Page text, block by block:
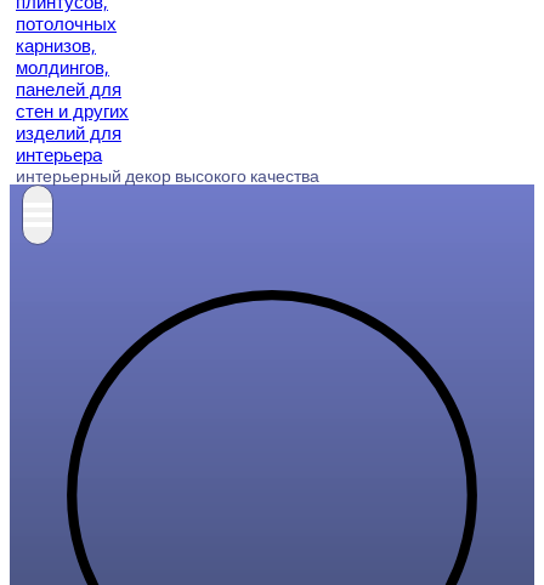
интерьерный декор высокого качества